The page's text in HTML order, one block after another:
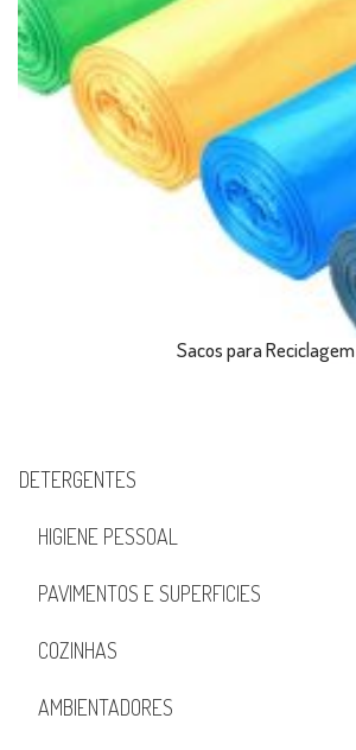
Sacos para Reciclagem
DETERGENTES
HIGIENE PESSOAL
PAVIMENTOS E SUPERFICIES
COZINHAS
AMBIENTADORES